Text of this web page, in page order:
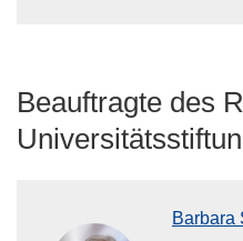
Beauftragte des
Barbara